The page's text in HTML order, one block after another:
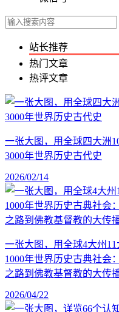
站长推荐
热门文章
热评文章
一张大图，用全球四大洲
3000年世界历史古代史
2026/02/14
一张大图，用全球4大州
1000年世界历史古典社会
之路到佛教基督教的大传
2026/04/22